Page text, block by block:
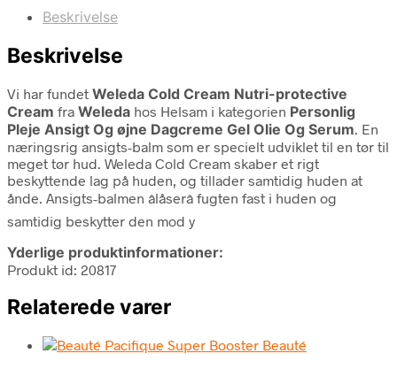
Beskrivelse
Beskrivelse
Vi har fundet Weleda Cold Cream Nutri-protective
Cream fra Weleda hos Helsam i kategorien Personlig
Pleje Ansigt Og øjne Dagcreme Gel Olie Og Serum. En
næringsrig ansigts-balm som er specielt udviklet til en tør til
meget tør hud. Weleda Cold Cream skaber et rigt
beskyttende lag på huden, og tillader samtidig huden at
ånde. Ansigts-balmen âlåserâ fugten fast i huden og
samtidig beskytter den mod y
Yderlige produktinformationer:
Produkt id: 20817
Relaterede varer